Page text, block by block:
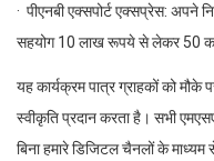
· पीएनबी एक्सपोर्ट एक्सप्रेस: अपने
सहयोग 10 लाख रूपये से लेकर 50
यह कार्यक्रम पात्र ग्राहकों को मौके
स्वीकृति प्रदान करता है। सभी
बिना हमारे डिजिटल चैनलों के माध्यम